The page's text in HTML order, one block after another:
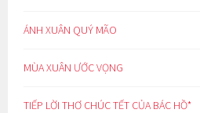
ÁNH XUÂN QUÝ MÃO
MÙA XUÂN ƯỚC VỌNG
TIẾP LỜI THƠ CHÚC TẾT CỦA BÁC HỒ*